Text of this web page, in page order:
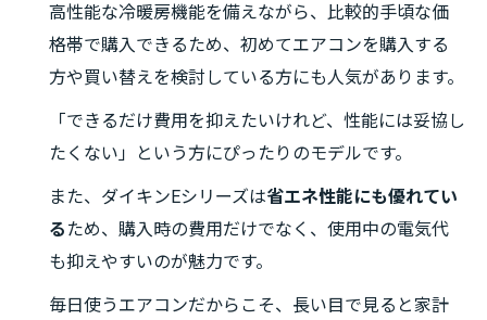
高性能な冷暖房機能を備えながら、比較的手頃な価
格帯で購入できるため、初めてエアコンを購入する
方や買い替えを検討している方にも人気があります。
「できるだけ費用を抑えたいけれど、性能には妥協し
たくない」という方にぴったりのモデルです。
また、ダイキンEシリーズは省エネ性能にも優れてい
る ため、購入時の費用だけでなく、使用中の電気代
も抑えやすいのが魅力です。
毎日使うエアコンだからこそ、長い目で見ると家計